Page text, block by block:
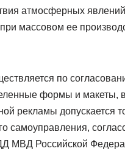
атмосферных
массовом ее
по
формы и макеты, в
рекламы допускается
самоуправления,
МВД Российской